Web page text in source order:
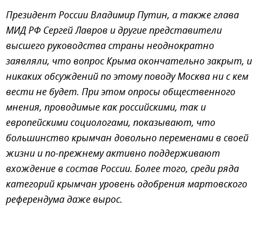
Президент России Владимир Путин, а также глава
МИД РФ Сергей Лавров и другие представители
высшего руководства страны неоднократно
заявляли, что вопрос Крыма окончательно закрыт, и
никаких обсуждений по этому поводу Москва ни с кем
вести не будет. При этом опросы общественного
мнения, проводимые как российскими, так и
европейскими социологами, показывают, что
большинство крымчан довольно переменами в своей
жизни и по-прежнему активно поддерживают
вхождение в состав России. Более того, среди ряда
категорий крымчан уровень одобрения мартовского
референдума даже вырос.